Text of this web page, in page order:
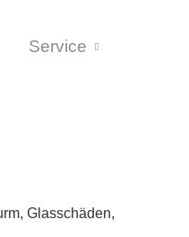
Service
Glasschäden,